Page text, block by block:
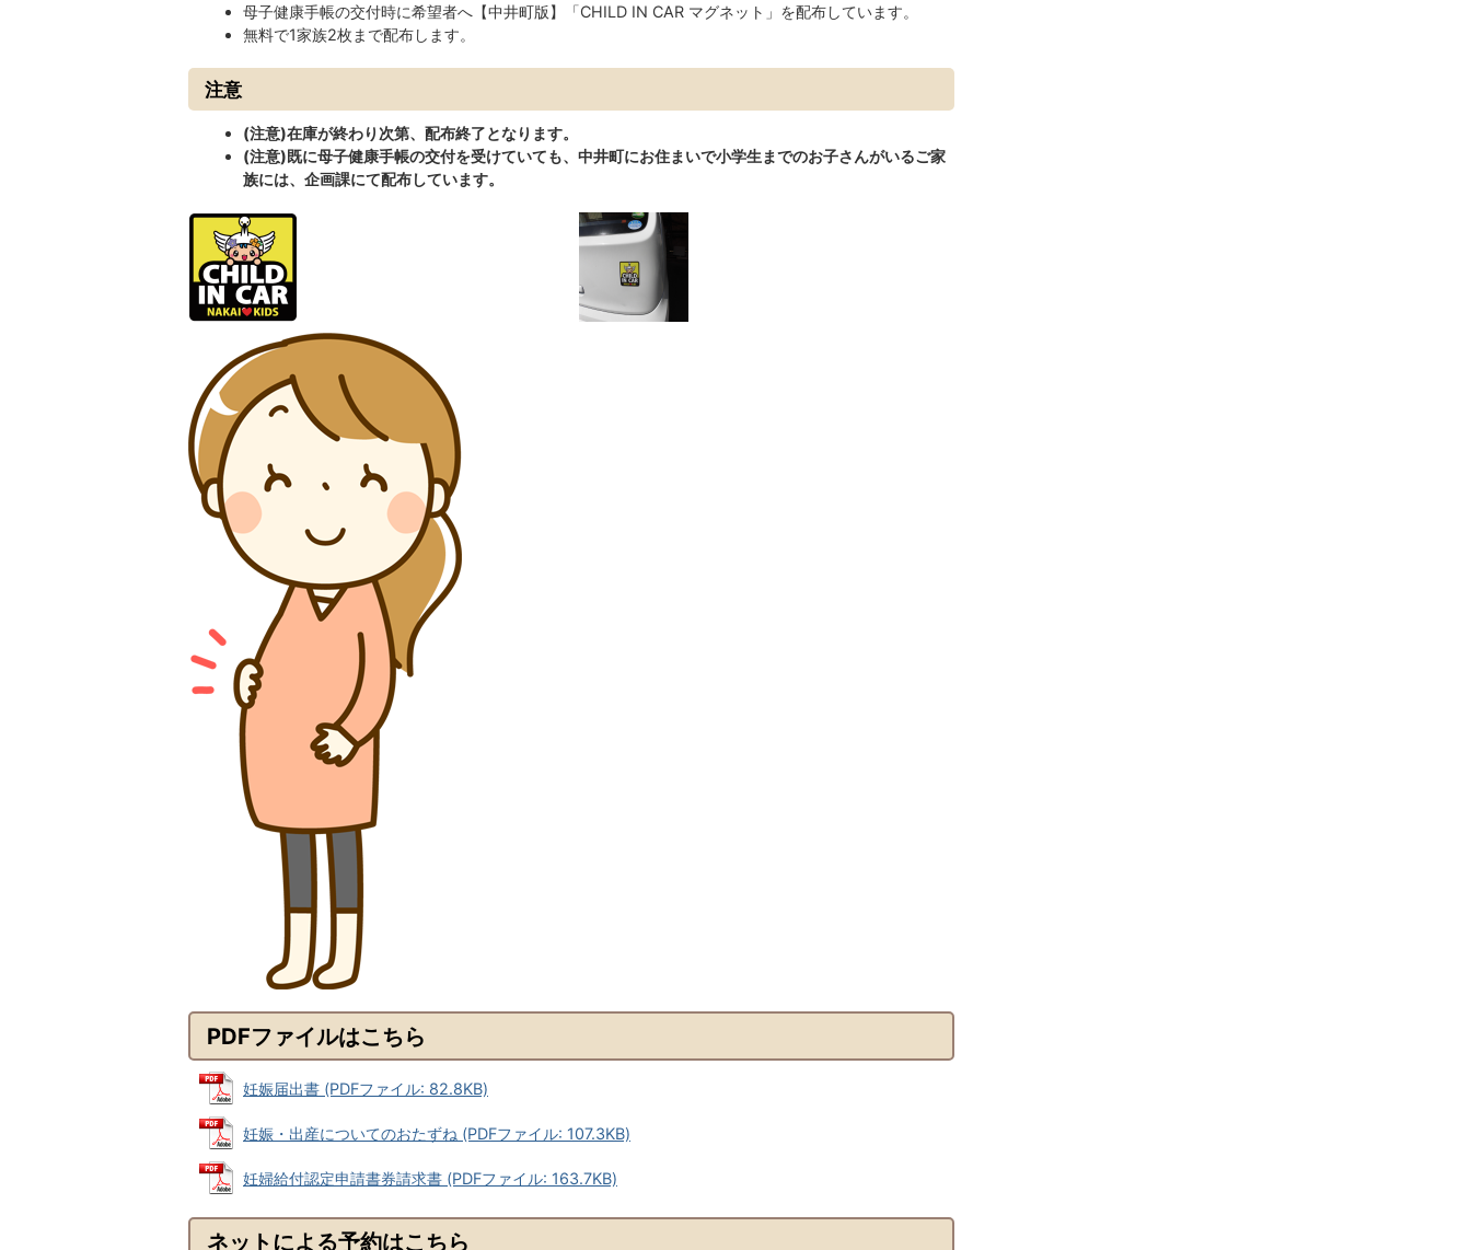
母子健康手帳の交付時に希望者へ【中井町版】「CHILD IN CAR マグネット」を配布しています。
無料で1家族2枚まで配布します。
注意
(注意)在庫が終わり次第、配布終了となります。
(注意)既に母子健康手帳の交付を受けていても、中井町にお住まいで小学生までのお子さんがいるご家
族には、企画課にて配布しています。
PDFファイルはこちら
妊娠届出書 (PDFファイル: 82.8KB)
妊娠・出産についてのおたずね (PDFファイル: 107.3KB)
妊婦給付認定申請書券請求書 (PDFファイル: 163.7KB)
ネットによる予約はこちら